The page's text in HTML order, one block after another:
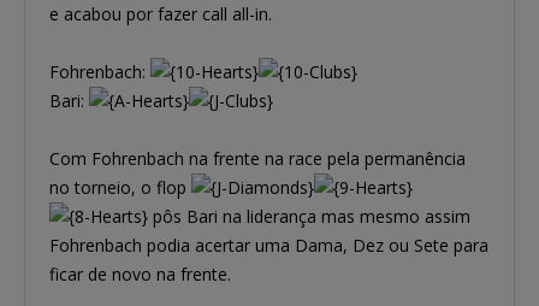
e acabou por fazer call all-in.
Fohrenbach:
Bari:
Com Fohrenbach na frente na race pela permanência
no torneio, o flop
pôs Bari na liderança mas mesmo assim
Fohrenbach podia acertar uma Dama, Dez ou Sete para
ficar de novo na frente.